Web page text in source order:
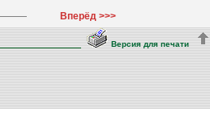
Вперёд >>>
Версия для печати